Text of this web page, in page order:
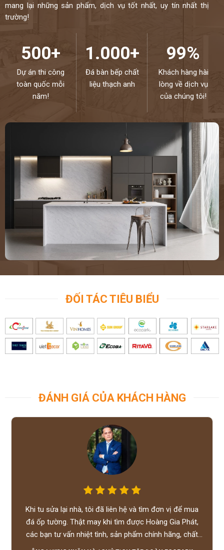
mang lại những sản phẩm, dịch vụ tốt nhất, uy tín nhất thị
trường!
500+
Dự án thi công
toàn quốc mỗi
năm!
1.000+
Đá bàn bếp chất
liệu thạch anh
99%
Khách hàng hài
lòng về dịch vụ
của chúng tôi!
ĐỐI TÁC TIÊU BIỂU
ĐÁNH GIÁ CỦA KHÁCH HÀNG
Khi tu sửa lại nhà, tôi đã liên hệ và tìm đơn vị để mua
đá ốp tường. Thật may khi tìm được Hoàng Gia Phát,
các bạn tư vấn nhiệt tình, sản phẩm chính hãng, chất
lượng tốt, giá hợp lý, hỗ trợ tận tình.